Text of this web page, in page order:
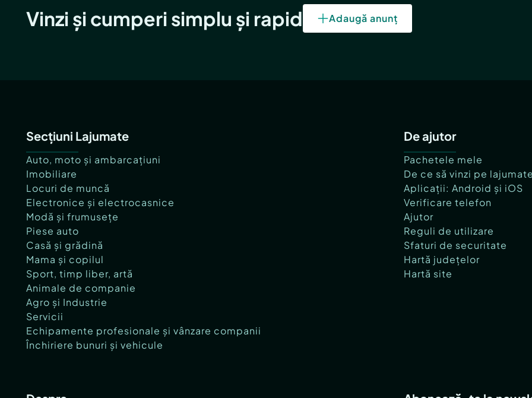
Vinzi și cumperi simplu și rapid Adaugă anunț
Secțiuni Lajumate
Auto, moto și ambarcațiuni
Imobiliare
Locuri de muncă
Electronice și electrocasnice
Modă și frumusețe
Piese auto
Casă și grădină
Mama și copilul
Sport, timp liber, artă
Animale de companie
Agro și Industrie
Servicii
Echipamente profesionale și vânzare companii
Închiriere bunuri și vehicule
De ajutor
Pachetele mele
De ce să vinzi pe
Aplicații: Android și iOS
Verificare telefon
Ajutor
Reguli de utilizare
Sfaturi de securitate
Hartă județelor
Hartă site